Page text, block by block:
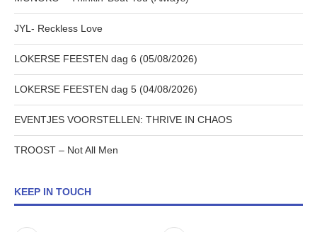
JYL- Reckless Love
LOKERSE FEESTEN dag 6 (05/08/2026)
LOKERSE FEESTEN dag 5 (04/08/2026)
EVENTJES VOORSTELLEN: THRIVE IN CHAOS
TROOST – Not All Men
KEEP IN TOUCH